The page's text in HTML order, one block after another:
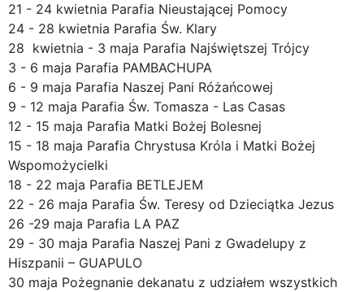
21 - 24 kwietnia Parafia Nieustającej Pomocy
24 - 28 kwietnia Parafia Św. Klary
28 kwietnia - 3 maja Parafia Najświętszej Trójcy
3 - 6 maja Parafia PAMBACHUPA
6 - 9 maja Parafia Naszej Pani Różańcowej
9 - 12 maja Parafia Św. Tomasza - Las Casas
12 - 15 maja Parafia Matki Bożej Bolesnej
15 - 18 maja Parafia Chrystusa Króla i Matki Bożej
Wspomożycielki
18 - 22 maja Parafia BETLEJEM
22 - 26 maja Parafia Św. Teresy od Dzieciątka Jezus
26 -29 maja Parafia LA PAZ
29 - 30 maja Parafia Naszej Pani z Gwadelupy z
Hiszpanii – GUAPULO
30 maja Pożegnanie dekanatu z udziałem wszystkich